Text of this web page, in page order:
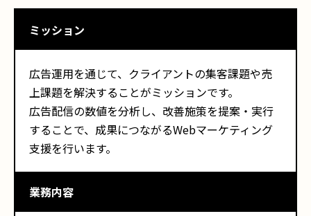
ミッション
広告運用を通じて、クライアントの集客課題や売
上課題を解決することがミッションです。
広告配信の数値を分析し、改善施策を提案・実行
することで、成果につながるWebマーケティング
支援を行います。
業務内容